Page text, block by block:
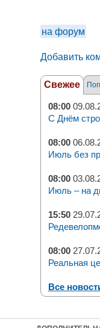
на форум
Добавить
Свежее
08:00
С Днём
08:00
Июль без
08:00
Июль – на
15:50
08:00
Реальная
Все